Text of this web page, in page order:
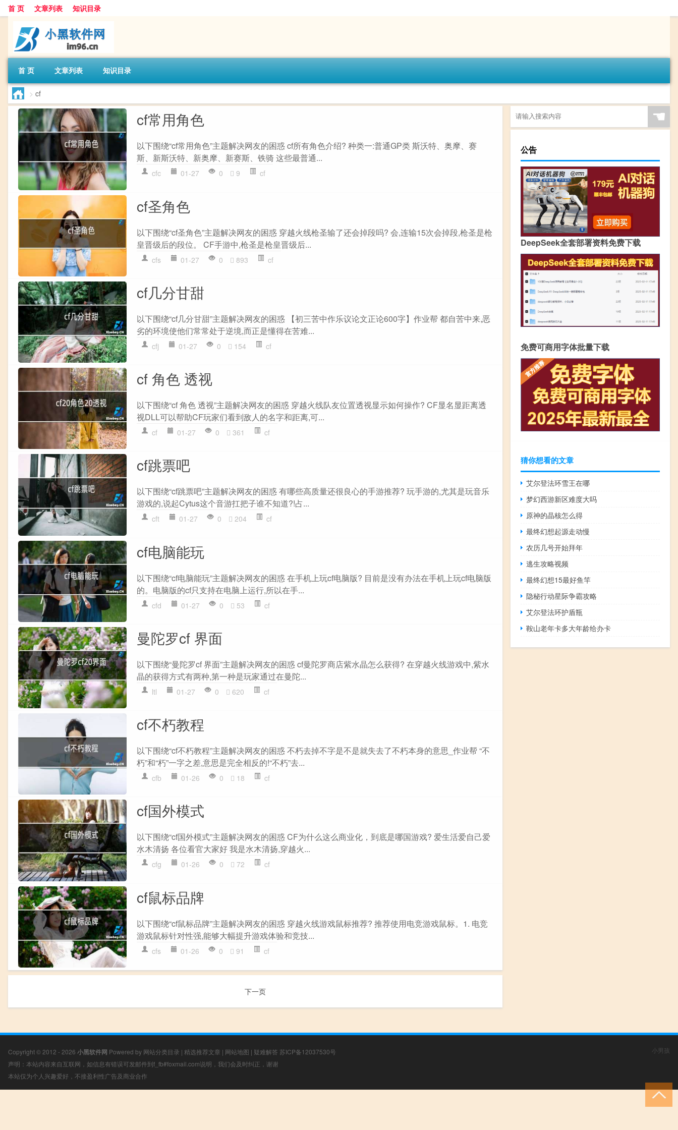
首 页 文章列表 知识目录
首 页 文章列表 知识目录
> cf
cf常用角色
以下围绕“cf常用角色”主题解决网友的困惑 cf所有角色介绍? 种类一:普通GP类 斯沃特、奥摩、赛
斯、新斯沃特、新奥摩、新赛斯、铁骑 这些最普通...
cfc 01-27 0 9 cf
cf圣角色
以下围绕“cf圣角色”主题解决网友的困惑 穿越火线枪圣输了还会掉段吗? 会,连输15次会掉段,枪圣是枪
皇晋级后的段位。 CF手游中,枪圣是枪皇晋级后...
cfs 01-27 0 893 cf
cf几分甘甜
以下围绕“cf几分甘甜”主题解决网友的困惑 【初三苦中作乐议论文正论600字】作业帮 都自苦中来,恶
劣的环境使他们常常处于逆境,而正是懂得在苦难...
cfj 01-27 0 154 cf
cf 角色 透视
以下围绕“cf 角色 透视”主题解决网友的困惑 穿越火线队友位置透视显示如何操作? CF显名显距离透
视DLL可以帮助CF玩家们看到敌人的名字和距离,可...
cf 01-27 0 361 cf
cf跳票吧
以下围绕“cf跳票吧”主题解决网友的困惑 有哪些高质量还很良心的手游推荐? 玩手游的,尤其是玩音乐
游戏的,说起Cytus这个音游扛把子谁不知道?!占...
cft 01-27 0 204 cf
cf电脑能玩
以下围绕“cf电脑能玩”主题解决网友的困惑 在手机上玩cf电脑版? 目前是没有办法在手机上玩cf电脑版
的。电脑版的cf只支持在电脑上运行,所以在手...
cfd 01-27 0 53 cf
曼陀罗cf 界面
以下围绕“曼陀罗cf 界面”主题解决网友的困惑 cf曼陀罗商店紫水晶怎么获得? 在穿越火线游戏中,紫水
晶的获得方式有两种,第一种是玩家通过在曼陀...
ltl 01-27 0 620 cf
cf不朽教程
以下围绕“cf不朽教程”主题解决网友的困惑 不朽去掉不字是不是就失去了不朽本身的意思_作业帮 “不
朽”和“朽”一字之差,意思是完全相反的!“不朽”去...
cfb 01-26 0 18 cf
cf国外模式
以下围绕“cf国外模式”主题解决网友的困惑 CF为什么这么商业化，到底是哪国游戏? 爱生活爱自己爱
水木清扬 各位看官大家好 我是水木清扬,穿越火...
cfg 01-26 0 72 cf
cf鼠标品牌
以下围绕“cf鼠标品牌”主题解决网友的困惑 穿越火线游戏鼠标推荐? 推荐使用电竞游戏鼠标。1. 电竞
游戏鼠标针对性强,能够大幅提升游戏体验和竞技...
cfs 01-26 0 91 cf
下一页
☚
公告
DeepSeek全套部署资料免费下载
免费可商用字体批量下载
猜你想看的文章
艾尔登法环雪王在哪
梦幻西游新区难度大吗
原神的晶核怎么得
最终幻想起源走动慢
农历几号开始拜年
逃生攻略视频
最终幻想15最好鱼竿
隐秘行动星际争霸攻略
艾尔登法环护盾瓶
鞍山老年卡多大年龄给办卡
Copyright © 2012 - 2026 小黑软件网 Powered by 网站分类目录 | 精选推荐文章 | 网站地图 | 疑难解答 苏ICP备12037530号
声明：本站内容来自互联网，如信息有错误可发邮件到f_fb#foxmail.com说明，我们会及时纠正，谢谢
本站仅为个人兴趣爱好，不接盈利性广告及商业合作
小男孩